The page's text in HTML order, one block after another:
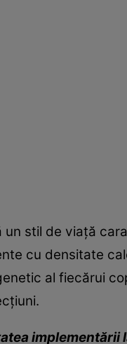
stil de viaţă
cu densitate
al fiecărui